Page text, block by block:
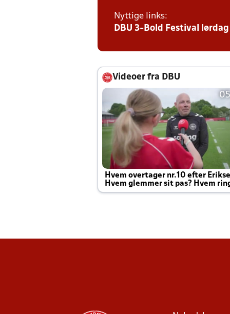
Nyttige links:
DBU 3-Bold Festival
Videoer fra DBU
Hvem overtager nr.10 efter
Hvem glemmer sit pas? Hvem
Joachim altid til efter kampe?